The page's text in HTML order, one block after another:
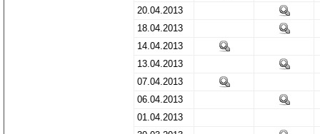
20.04.2013
18.04.2013
14.04.2013
13.04.2013
07.04.2013
06.04.2013
01.04.2013